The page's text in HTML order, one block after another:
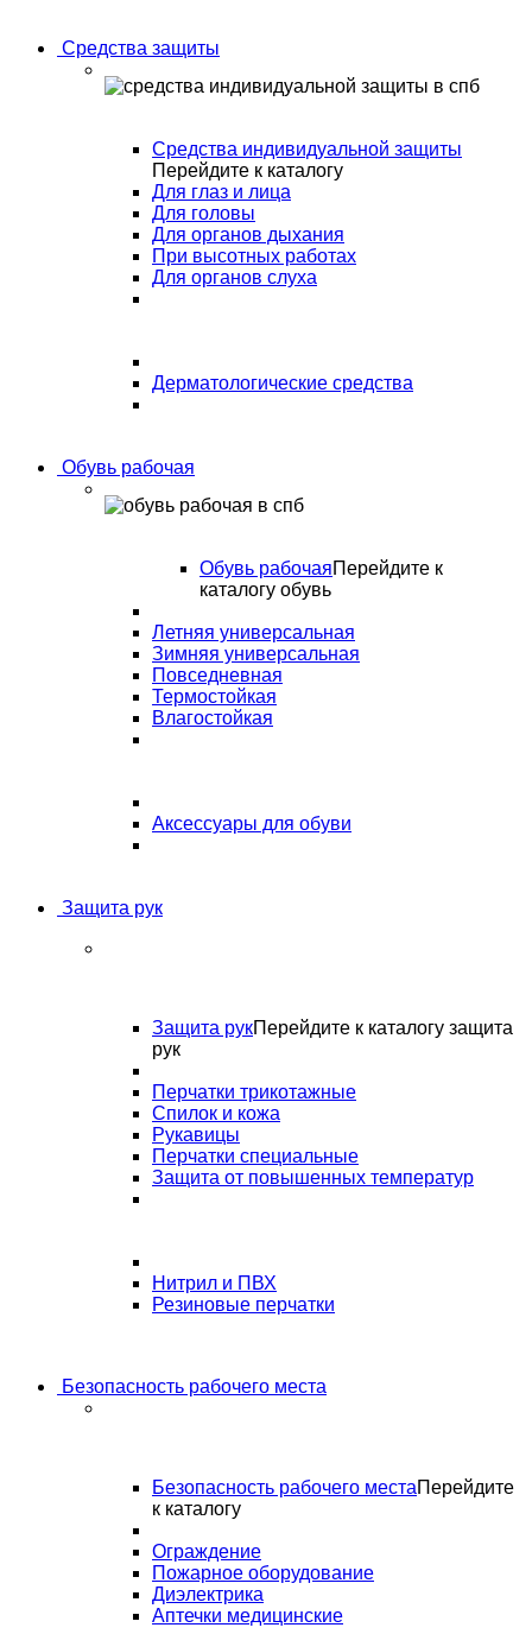
Средства защиты
Средства индивидуальной защиты
Перейдите к каталогу
Для глаз и лица
Для головы
Для органов дыхания
При высотных работах
Для органов слуха
Дерматологические средства
Обувь рабочая
Обувь рабочаяПерейдите к
каталогу обувь
Летняя универсальная
Зимняя универсальная
Повседневная
Термостойкая
Влагостойкая
Аксессуары для обуви
Защита рук
Защита рукПерейдите к каталогу защита
рук
Перчатки трикотажные
Спилок и кожа
Рукавицы
Перчатки специальные
Защита от повышенных температур
Нитрил и ПВХ
Резиновые перчатки
Безопасность рабочего места
Безопасность рабочего местаПерейдите
к каталогу
Ограждение
Пожарное оборудование
Диэлектрика
Аптечки медицинские